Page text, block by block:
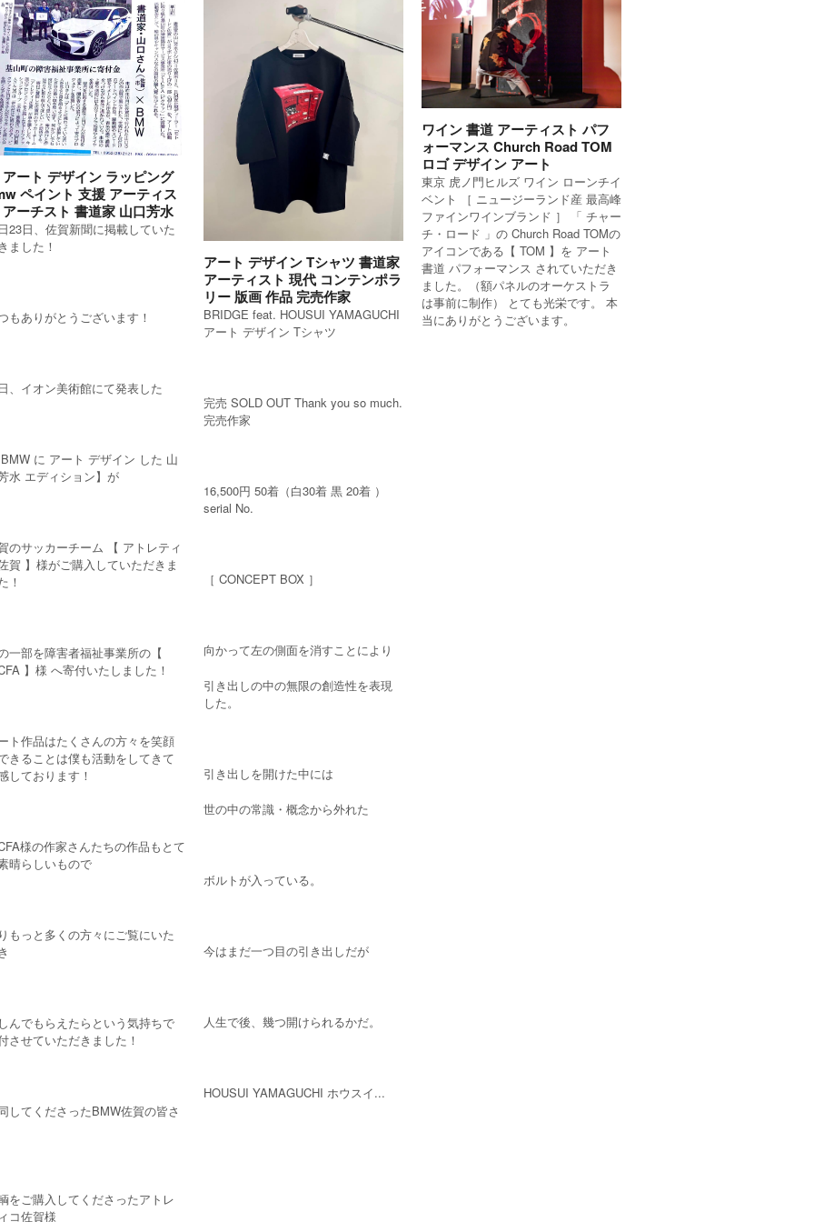
ート デザイン ラッピング
ペイント 支援 アーティス
アーチスト 書道家 山口芳水
23日、佐賀新聞に掲載していた
ました！
もありがとうございます！
、イオン美術館にて発表した
BMW に アート デザイン した 山
水 エディション】が
のサッカーチーム 【 アトレティ
賀 】様がご購入していただきま
！
一部を障害者福祉事業所の【
】様 へ寄付いたしました！
ト作品はたくさんの方々を笑顔
きることは僕も活動をしてきて
しております！
様の作家さんたちの作品もとて
晴らしいもので
もっと多くの方々にご覧にいた
んでもらえたらという気持ちで
させていただきました！
してくださったBMW佐賀の皆さ
をご購入してくださったアトレ
コ佐賀様
アート デザイン Tシャツ 書道家
アーティスト 現代 コンテンポラ
リー 版画 作品 完売作家
BRIDGE feat. HOUSUI YAMAGUCHI
アート デザイン Tシャツ
完売 SOLD OUT Thank you so much.
完売作家
16,500円 50着（白30着 黒 20着 ）
serial No.
［ CONCEPT BOX ］
向かって左の側面を消すことにより
引き出しの中の無限の創造性を表現
した。
引き出しを開けた中には
世の中の常識・概念から外れた
ボルトが入っている。
今はまだ一つ目の引き出しだが
人生で後、幾つ開けられるかだ。
HOUSUI YAMAGUCHI ホウスイ...
ワイン 書道 アーティスト パフ
ォーマンス Church Road TOM
ロゴ デザイン アート
東京 虎ノ門ヒルズ ワイン ローンチイ
ベント ［ ニュージーランド産 最高峰
ファインワインブランド ］ 「 チャー
チ・ロード 」の Church Road TOMの
アイコンである【 TOM 】を アート
書道 パフォーマンス されていただき
ました。（額パネルのオーケストラ
は事前に制作） とても光栄です。 本
当にありがとうございます。